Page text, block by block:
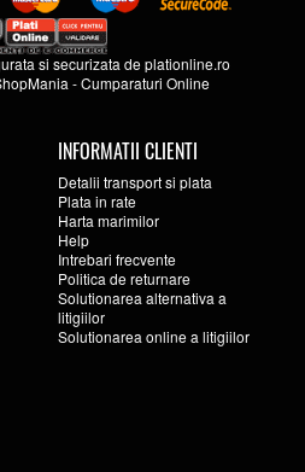
si securizata deplationline.ro
-Cumparaturi Online
INFORMATII CLIENTI
Detalii transport si plata
Plata in rate
Harta marimilor
Help
Intrebari frecvente
Politica de returnare
Solutionarea alternativa a
litigiilor
Solutionarea online a litigiilor